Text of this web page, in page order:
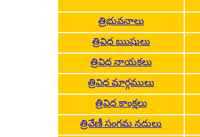
త్రిభువనాలు
త్రివిధ ఋషులు
త్రివిధ నాయకలు
త్రివిధ మార్గములు
త్రివిధ కాంక్షలు
త్రివేణీ సంగమ నదులు